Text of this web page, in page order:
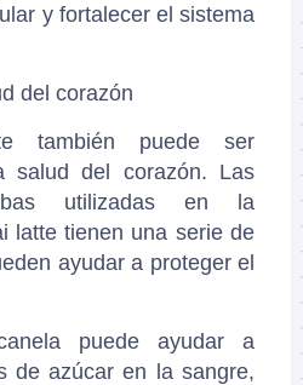
y fortalecer el sistema
del corazón
también puede ser
salud del corazón. Las
utilizadas en la
latte tienen una serie de
ayudar a proteger el
puede ayudar a
de azúcar en la sangre,